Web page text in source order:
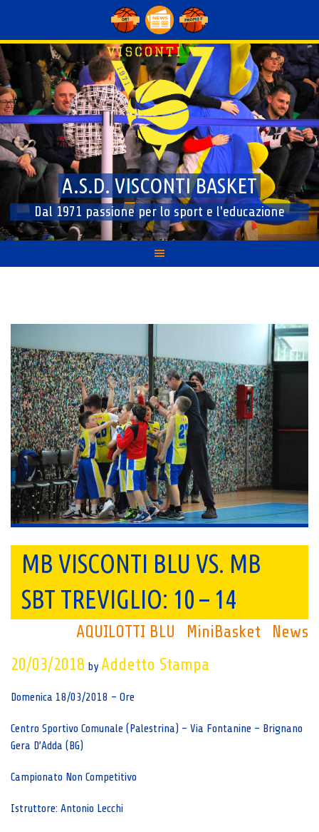
content
A.S.D. VISCONTI BASKET
Dal 1971 passione per lo sport e l'educazione
MB VISCONTI BLU VS. MB
SBT TREVIGLIO: 10 – 14
AQUILOTTI BLU MiniBasket
News
20/03/2018 by Addetto Stampa
Domenica 18/03/2018 – Ore
Centro Sportivo Comunale (Palestrina) – Via Fontanine – Brignano
Gera D’Adda (BG)
Campionato Non Competitivo
Istruttore: Antonio Lecchi